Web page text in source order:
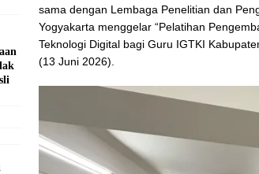
sama dengan Lembaga Penelitian dan
Yogyakarta menggelar “Pelatihan
Teknologi Digital bagi Guru IGTKI
(13 Juni 2026).